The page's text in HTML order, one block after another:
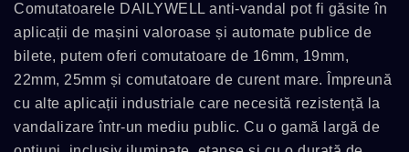
Comutatoarele DAILYWELL anti-vandal pot fi găsite în
aplicații de mașini valoroase și automate publice de
bilete, putem oferi comutatoare de 16mm, 19mm,
22mm, 25mm și comutatoare de curent mare. Împreună
cu alte aplicații industriale care necesită rezistență la
vandalizare într-un mediu public. Cu o gamă largă de